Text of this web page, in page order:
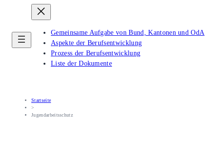
Gemeinsame Aufgabe von Bund, Kantonen und OdA
Aspekte der Berufsentwicklung
Prozess der Berufsentwicklung
Liste der Dokumente
Startseite
>
Jugendarbeitsschutz